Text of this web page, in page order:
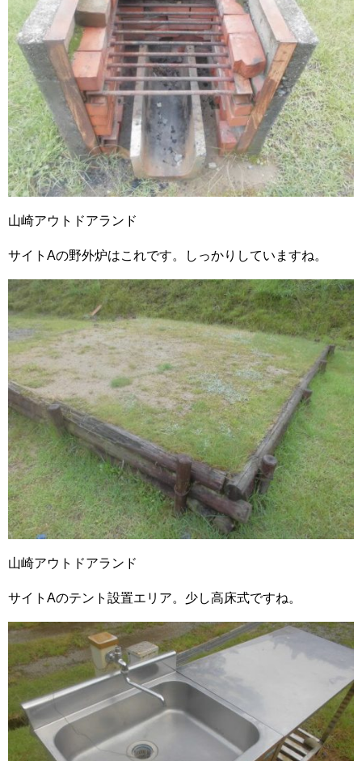
山崎アウトドアランド
サイトAの野外炉はこれです。しっかりしていますね。
山崎アウトドアランド
サイトAのテント設置エリア。少し高床式ですね。